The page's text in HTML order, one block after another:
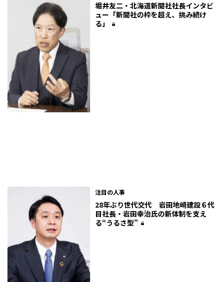
堀井友二・北海道新聞社社長インタビ
ュー「新聞社の枠を超え、挑み続け
る」
注目の人事
28年ぶり世代交代 岩田地崎建設６代
目社長・岩田幸治氏の新体制を支え
る“うるさ型”